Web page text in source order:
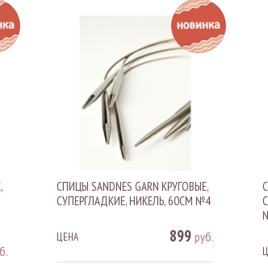
СПИЦЫ SANDNES GARN КРУГОВЫЕ,
СУПЕРГЛАДКИЕ, НИКЕЛЬ, 60СМ №4
ЦЕНА 899 руб.